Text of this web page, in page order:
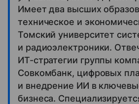
Имеет два высших
техническое и
Томский университет
и радиоэлектроники.
ИТ-стратегии группы
Совкомбанк, цифровых
и внедрение ИИ в
бизнеса.